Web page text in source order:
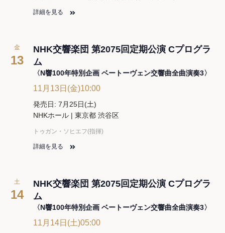
詳細を見る
金
13
NHK交響楽団 第2075回定期公演 Cプログラ
ム
〈N響100年特別企画 ベートーヴェン交響曲全曲演奏3〉
11月13日(金)10:00
発売日: 7月25日(土)
NHKホール | 東京都 渋谷区
トゥガン・ソヒエフ(指揮)
詳細を見る
土
14
NHK交響楽団 第2075回定期公演 Cプログラ
ム
〈N響100年特別企画 ベートーヴェン交響曲全曲演奏3〉
11月14日(土)05:00